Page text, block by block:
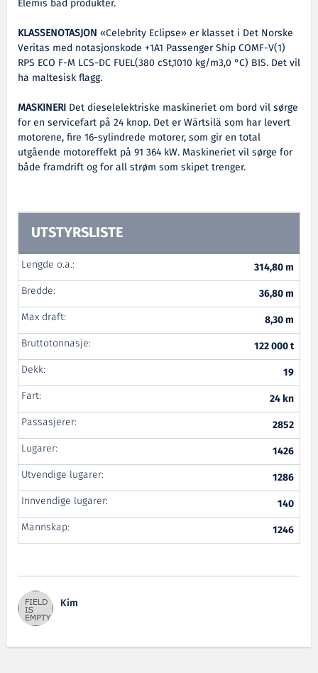
Elemis bad produkter.
KLASSENOTASJON «Celebrity Eclipse» er klasset i Det Norske
Veritas med notasjonskode +1A1 Passenger Ship COMF-V(1)
RPS ECO F-M LCS-DC FUEL(380 cSt,1010 kg/m3,0 °C) BIS. Det vil
ha maltesisk flagg.
MASKINERI Det dieselelektriske maskineriet om bord vil sørge
for en servicefart på 24 knop. Det er Wärtsilä som har levert
motorene, fire 16-sylindrede motorer, som gir en total
utgående motoreffekt på 91 364 kW. Maskineriet vil sørge for
både framdrift og for all strøm som skipet trenger.
UTSTYRSLISTE
Lengde o.a.:
314,80 m
Bredde:
36,80 m
Max draft:
8,30 m
Bruttotonnasje:
122 000 t
Dekk:
19
Fart:
24 kn
Passasjerer:
2852
Lugarer:
1426
Utvendige lugarer:
1286
Innvendige lugarer:
140
Mannskap:
1246
Kim